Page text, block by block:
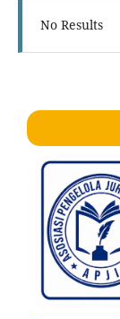
No Results